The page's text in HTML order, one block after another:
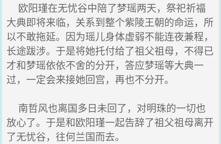
欧阳瑾在无忧谷中陪了梦瑶两天，祭祀祈福
大典即将来临，关系到整个紫陵王朝的命运，所
以不敢拖延。因为瑶儿身体虚弱不能连夜兼程，
长途跋涉。于是将她托付给了祖父祖母，不得已
才和梦瑶依依不舍的分开，答应梦瑶等大典一
过，一定会来接她回宫，再也不分开。
南哲风也离国多日未回了，对明珠的一切也
放心了。于是和欧阳瑾一起告辞了祖父祖母离开
了无忧谷，往何兰国而去。